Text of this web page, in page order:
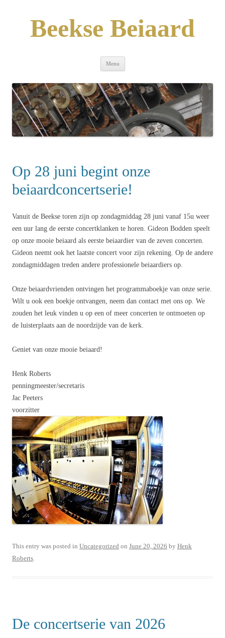
Beekse Beiaard
Menu
Op 28 juni begint onze
beiaardconcertserie!
Vanuit de Beekse toren zijn op zondagmiddag 28 juni vanaf 15u weer
een uur lang de eerste concertklanken te horen. Gideon Bodden speelt
op onze mooie beiaard als eerste beiaardier van de zeven concerten.
Gideon neemt ook het laatste concert voor zijn rekening. Op de andere
zondagmiddagen treden andere professionele beiaardiers op.
Onze beiaardvrienden ontvingen het programmaboekje van onze serie.
Wilt u ook een boekje ontvangen, neem dan contact met ons op. We
zouden het leuk vinden u op een of meer concerten te ontmoeten op
de luisterplaats aan de noordzijde van de kerk.
Geniet van onze mooie beiaard!
Henk Roberts
penningmeester/secretaris
Jac Peeters
voorzitter
This entry was posted in Uncategorized on June 20, 2026 by Henk
Roberts
De concertserie van 2026